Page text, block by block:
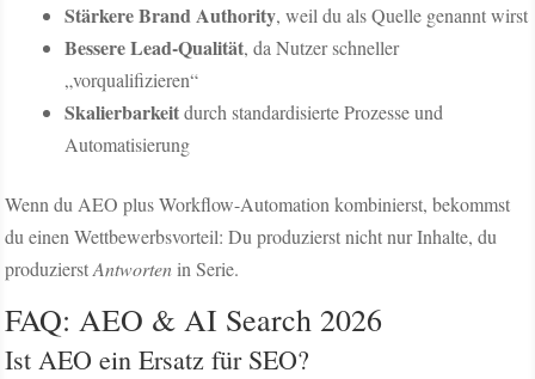
Stärkere Brand Authority, weil du als Quelle genannt wirst
Bessere Lead-Qualität, da Nutzer schneller
„vorqualifizieren“
Skalierbarkeitdurch standardisierte Prozesse und
Automatisierung
Wenn du AEO plus Workflow-Automation kombinierst, bekommst
du einen Wettbewerbsvorteil: Du produzierst nicht nur Inhalte, du
produzierstAntworten in Serie.
FAQ: AEO & AI Search 2026
Ist AEO ein Ersatz für SEO?